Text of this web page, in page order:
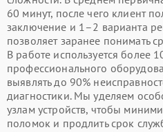
60 минут, после чего клиент
заключение и 1–2 варианта
позволяет заранее понимать
В работе используется более
профессионального
выявлять до 90%
диагностики. Мы уделяем
узлам устройств, чтобы
поломок и продлить срок